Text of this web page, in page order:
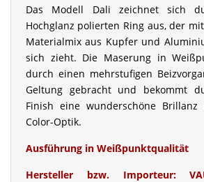
Das Modell Dali zeichnet sich
Hochglanz polierten Ring aus, der
Materialmix aus Kupfer und
sich zieht. Die Maserung in
durch einen mehrstufigen
Geltung gebracht und bekommt
Finish eine wunderschöne
Color-Optik.
Ausführung in Weißpunktqualität
Hersteller bzw. Importeur: